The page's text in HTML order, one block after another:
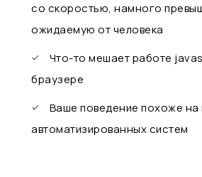
со скоростью, намного
ожидаемую от человека
Что-то мешает работе
браузере
Ваше поведение похоже на
автоматизированных систем